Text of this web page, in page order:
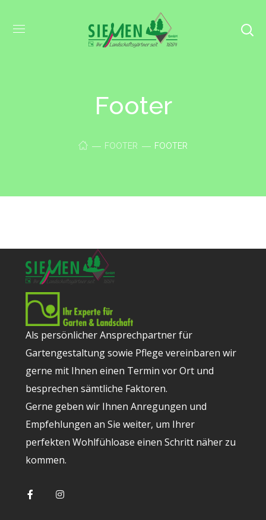
Footer
FOOTER FOOTER
Als persönlicher Ansprechpartner für
Gartengestaltung sowie Pflege vereinbaren wir
gerne mit Ihnen einen Termin vor Ort und
besprechen sämtliche Faktoren.
Gerne geben wir Ihnen Anregungen und
Empfehlungen an Sie weiter, um Ihrer
perfekten Wohlfühloase einen Schritt näher zu
kommen.